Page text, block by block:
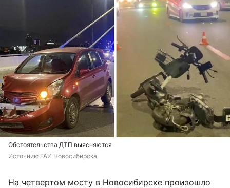
Обстоятельства ДТП выясняются
Источник: ГАИ Новосибирска
На четвертом мосту в Новосибирске произошло